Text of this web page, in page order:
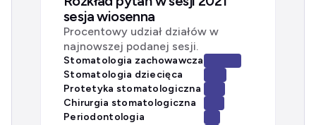
sesja wiosenna
Procentowy udział działów w
najnowszej podanej sesji.
Stomatologia zachowawcza
Stomatologia dziecięca
Protetyka stomatologiczna
Chirurgia stomatologiczna
Periodontologia